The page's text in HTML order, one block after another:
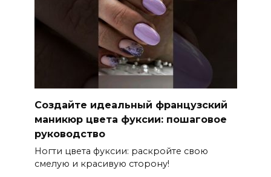
Создайте идеальный французский
маникюр цвета фуксии: пошаговое
руководство
Ногти цвета фуксии: раскройте свою
смелую и красивую сторону!